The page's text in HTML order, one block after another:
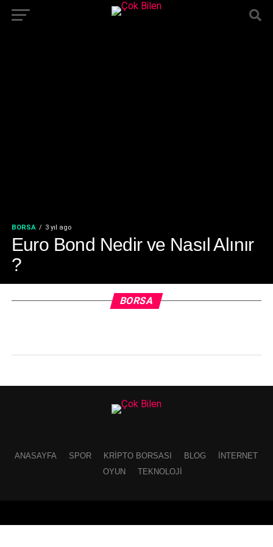
BORSA 3 yıl ago
Euro Bond Nedir ve Nasıl Alınır
?
BORSA
ANASAYFA SPOR KRIPTO BORSASI BLOG
İNTERNET
OYUN
TEKNOLOJI